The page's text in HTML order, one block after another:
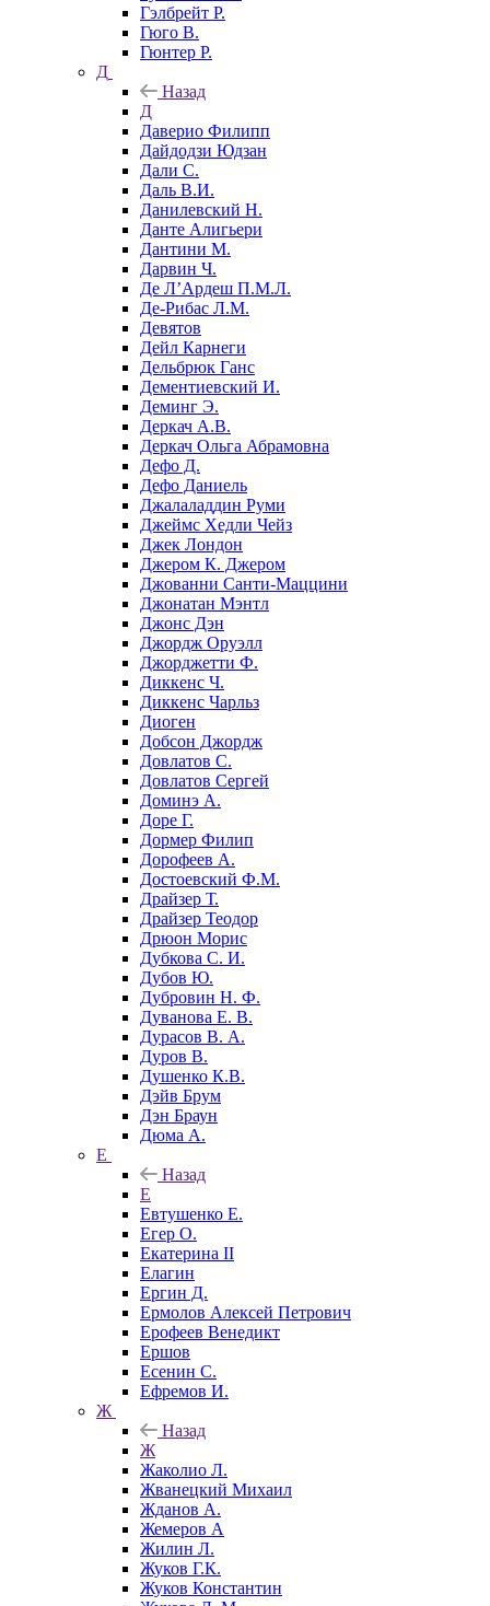
Гэлбрейт Р.
Гюго В.
Гюнтер Р.
Д
Назад
Д
Даверио Филипп
Дайдодзи Юдзан
Дали С.
Даль В.И.
Данилевский Н.
Данте Алигьери
Дантини М.
Дарвин Ч.
Де Л’Ардеш П.М.Л.
Де-Рибас Л.М.
Девятов
Дейл Карнеги
Дельбрюк Ганс
Дементиевский И.
Деминг Э.
Деркач А.В.
Деркач Ольга Абрамовна
Дефо Д.
Дефо Даниель
Джалаладдин Руми
Джеймс Хедли Чейз
Джек Лондон
Джером К. Джером
Джованни Санти-Маццини
Джонатан Мэнтл
Джонс Дэн
Джордж Оруэлл
Джорджетти Ф.
Диккенс Ч.
Диккенс Чарльз
Диоген
Добсон Джордж
Довлатов С.
Довлатов Сергей
Доминэ А.
Доре Г.
Дормер Филип
Дорофеев А.
Достоевский Ф.М.
Драйзер Т.
Драйзер Теодор
Дрюон Морис
Дубкова С. И.
Дубов Ю.
Дубровин Н. Ф.
Дуванова Е. В.
Дурасов В. А.
Дуров В.
Душенко К.В.
Дэйв Брум
Дэн Браун
Дюма А.
Е
Назад
Е
Евтушенко Е.
Егер О.
Екатерина II
Елагин
Ергин Д.
Ермолов Алексей Петрович
Ерофеев Венедикт
Ершов
Есенин С.
Ефремов И.
Ж
Назад
Ж
Жаколио Л.
Жванецкий Михаил
Жданов А.
Жемеров А
Жилин Л.
Жуков Г.К.
Жуков Константин